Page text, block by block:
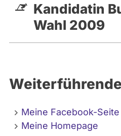
Kandidatin
Wahl 2009
Meine Facebook-Seite
Meine Homepage